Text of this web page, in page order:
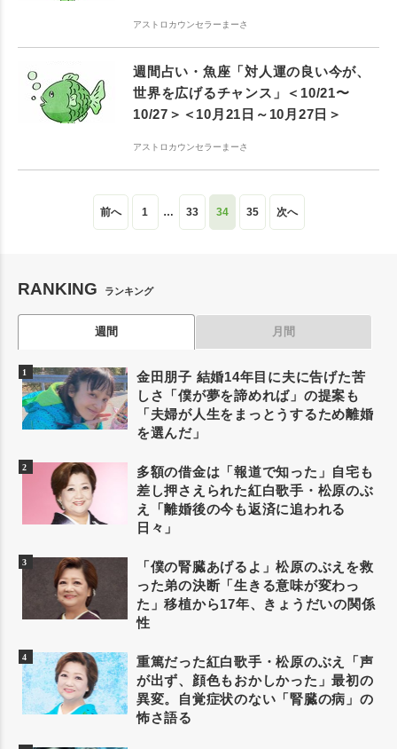
アストロカウンセラーまーさ
週間占い・魚座「対人運の良い今が、
世界を広げるチャンス」＜10/21〜
10/27＞＜10月21日～10月27日＞
アストロカウンセラーまーさ
前へ 1 … 33 34 35 次へ
RANKING ランキング
週間 月間
金田朋子 結婚14年目に夫に告げた苦
しさ「僕が夢を諦めれば」の提案も
「夫婦が人生をまっとうするため離婚
を選んだ」
多額の借金は「報道で知った」自宅も
差し押さえられた紅白歌手・松原のぶ
え「離婚後の今も返済に追われる
日々」
「僕の腎臓あげるよ」松原のぶえを救
った弟の決断「生きる意味が変わっ
た」移植から17年、きょうだいの関係
性
重篤だった紅白歌手・松原のぶえ「声
が出ず、顔色もおかしかった」最初の
異変。自覚症状のない「腎臓の病」の
怖さ語る